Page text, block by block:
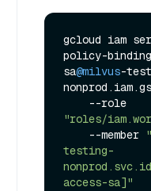
gcloud iam
policy-
sa@milvus-
"roles/
    --member
testing-
access-sa]"